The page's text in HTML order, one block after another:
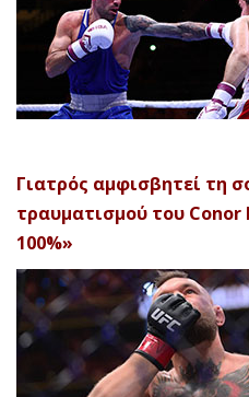
Γιατρός αμφισβητεί τη
τραυματισμού του Conor
100%»